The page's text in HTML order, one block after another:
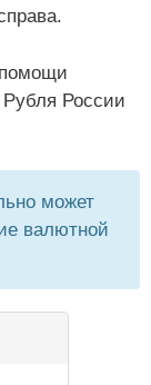
Рубля России
может
валютной